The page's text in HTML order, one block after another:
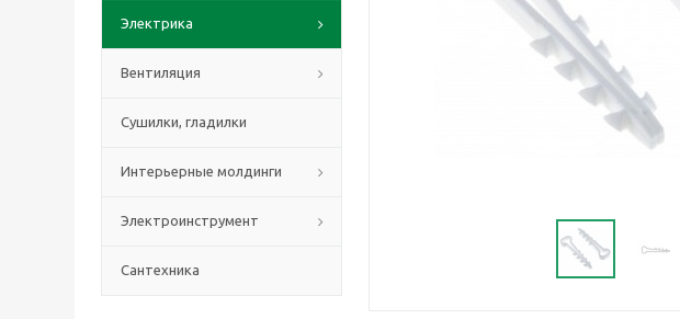
Электрика
Вентиляция
Сушилки, гладилки
Интерьерные молдинги
Электроинструмент
Сантехника